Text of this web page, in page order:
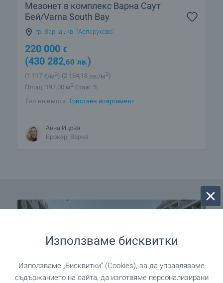
Мезонет в комплекс Варна Саут
Бей/Varna South Bay
гр. Варна , кв. "Аспарухово"
220 000 €
(430 282,60 лв.)
(1 117 €/м2) (2 184,18 лв./м2)
Площ: 197.00 м2 Етаж: 5
Тип на имота: Тристаен апартамент
Анна Ицова
Брокер, Варна
Използваме бисквитки
Използваме „Бисквитки“ (Cookies), за да управляваме
съдържанието на сайта, да изготвяме персонализирани